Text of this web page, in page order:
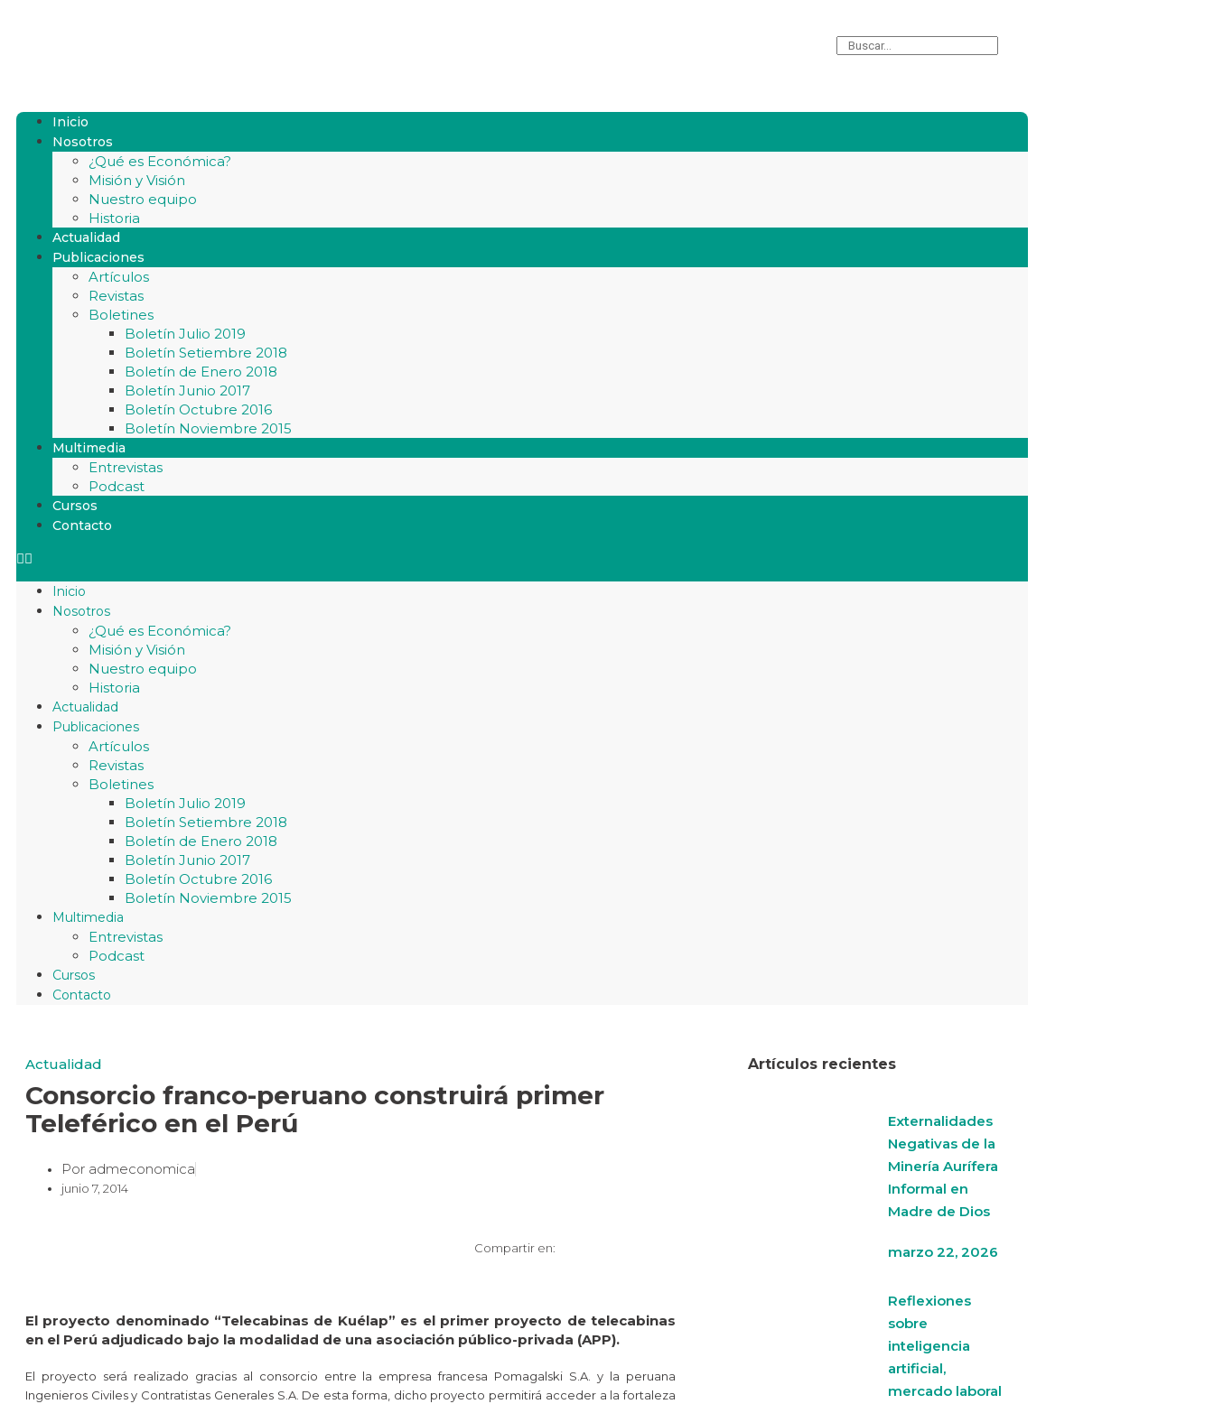
Inicio
Nosotros
¿Qué es Económica?
Misión y Visión
Nuestro equipo
Historia
Actualidad
Publicaciones
Artículos
Revistas
Boletines
Boletín Julio 2019
Boletín Setiembre 2018
Boletín de Enero 2018
Boletín Junio 2017
Boletín Octubre 2016
Boletín Noviembre 2015
Multimedia
Entrevistas
Podcast
Cursos
Contacto
Inicio
Nosotros
¿Qué es Económica?
Misión y Visión
Nuestro equipo
Historia
Actualidad
Publicaciones
Artículos
Revistas
Boletines
Boletín Julio 2019
Boletín Setiembre 2018
Boletín de Enero 2018
Boletín Junio 2017
Boletín Octubre 2016
Boletín Noviembre 2015
Multimedia
Entrevistas
Podcast
Cursos
Contacto
Actualidad
Consorcio franco-peruano construirá primer
Teleférico en el Perú
Por admeconomica
junio 7, 2014
Compartir en:
El proyecto denominado “Telecabinas de Kuélap” es el primer proyecto de telecabinas
en el Perú adjudicado bajo la modalidad de una asociación público-privada (APP).
El proyecto será realizado gracias al consorcio entre la empresa francesa Pomagalski S.A. y la peruana
Ingenieros Civiles y Contratistas Generales S.A. De esta forma, dicho proyecto permitirá acceder a la fortaleza
Artículos recientes
Externalidades
Negativas de la
Minería Aurífera
Informal en
Madre de Dios
marzo 22, 2026
Reflexiones
sobre
inteligencia
artificial,
mercado laboral